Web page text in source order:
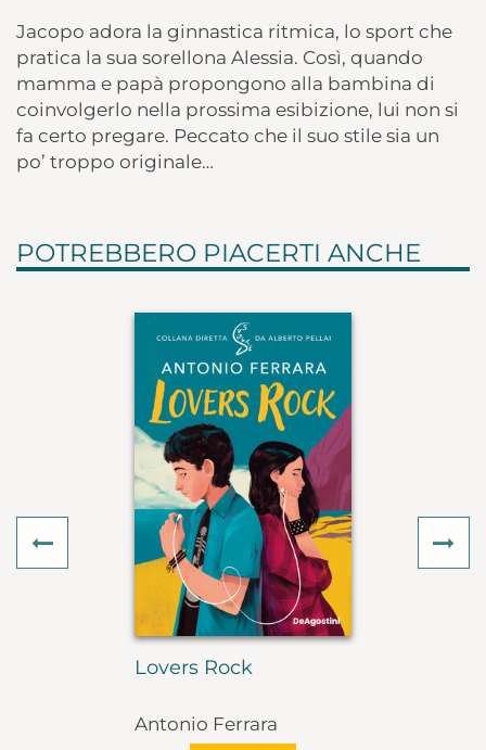
Jacopo adora la ginnastica ritmica, lo sport che
pratica la sua sorellona Alessia. Così, quando
mamma e papà propongono alla bambina di
coinvolgerlo nella prossima esibizione, lui non si
fa certo pregare. Peccato che il suo stile sia un
po’ troppo originale…
POTREBBERO PIACERTI ANCHE
Lovers Rock
Antonio Ferrara
Previous